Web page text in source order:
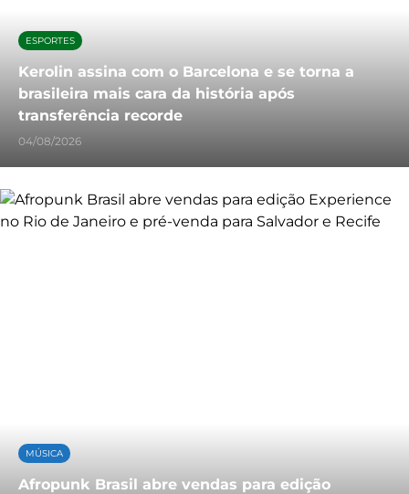
ESPORTES
Kerolin assina com o Barcelona e se torna a
brasileira mais cara da história após
transferência recorde
04/08/2026
MÚSICA
Afropunk Brasil abre vendas para edição